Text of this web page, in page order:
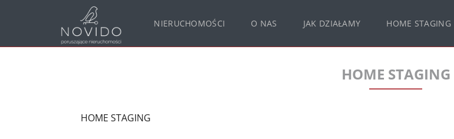
NIERUCHOMOŚCI O NAS JAK DZIAŁAMY HOME STAGING
HOME STAGING
HOME STAGING